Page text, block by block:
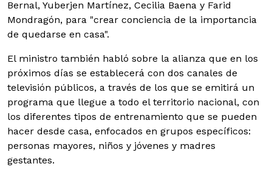
Bernal, Yuberjen Martínez, Cecilia Baena y Farid
Mondragón, para "crear conciencia de la importancia
de quedarse en casa".
El ministro también habló sobre la alianza que en los
próximos días se establecerá con dos canales de
televisión públicos, a través de los que se emitirá un
programa que llegue a todo el territorio nacional, con
los diferentes tipos de entrenamiento que se pueden
hacer desde casa, enfocados en grupos específicos:
personas mayores, niños y jóvenes y madres
gestantes.